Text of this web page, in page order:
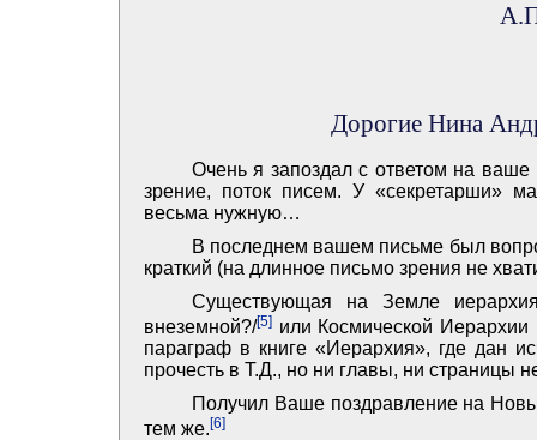
Дорогие Нина
Очень я запоздал с ответом на
зрение, поток писем. У «секретарши»
весьма нужную…
В последнем вашем письме был
краткий (на длинное письмо зрения не
Существующая на Земле
внеземной?/[5]
или Космической
параграф в книге «Иерархия», где дан
прочесть в Т.Д., но ни главы, ни страницы
Получил Ваше поздравление на
тем же.[6]